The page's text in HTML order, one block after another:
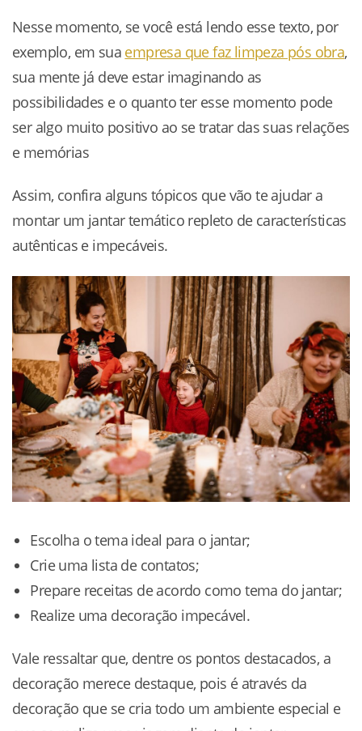
Nesse momento, se você está lendo esse texto, por
exemplo, em sua empresa que faz limpeza pós obra,
sua mente já deve estar imaginando as
possibilidades e o quanto ter esse momento pode
ser algo muito positivo ao se tratar das suas relações
e memórias
Assim, confira alguns tópicos que vão te ajudar a
montar um jantar temático repleto de características
autênticas e impecáveis.
Escolha o tema ideal para o jantar;
Crie uma lista de contatos;
Prepare receitas de acordo como tema do jantar;
Realize uma decoração impecável.
Vale ressaltar que, dentre os pontos destacados, a
decoração merece destaque, pois é através da
decoração que se cria todo um ambiente especial e